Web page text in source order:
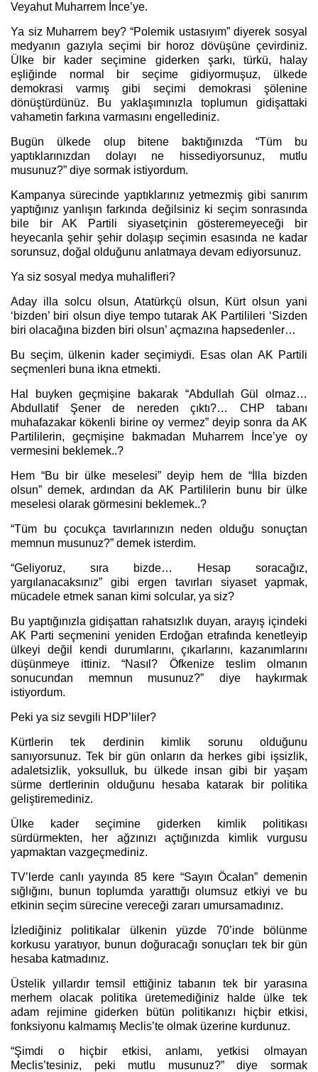
Veyahut Muharrem İnce’ye.
Ya siz Muharrem bey? “Polemik ustasıyım” diyerek sosyal
medyanın gazıyla seçimi bir horoz dövüşüne çevirdiniz.
Ülke bir kader seçimine giderken şarkı, türkü, halay
eşliğinde normal bir seçime gidiyormuşuz, ülkede
demokrasi varmış gibi seçimi demokrasi şölenine
dönüştürdünüz. Bu yaklaşımınızla toplumun gidişattaki
vahametin farkına varmasını engellediniz.
Bugün ülkede olup bitene baktığınızda “Tüm bu
yaptıklarınızdan dolayı ne hissediyorsunuz, mutlu
musunuz?” diye sormak istiyordum.
Kampanya sürecinde yaptıklarınız yetmezmiş gibi sanırım
yaptığınız yanlışın farkında değilsiniz ki seçim sonrasında
bile bir AK Partili siyasetçinin gösteremeyeceği bir
heyecanla şehir şehir dolaşıp seçimin esasında ne kadar
sorunsuz, doğal olduğunu anlatmaya devam ediyorsunuz.
Ya siz sosyal medya muhalifleri?
Aday illa solcu olsun, Atatürkçü olsun, Kürt olsun yani
‘bizden’ biri olsun diye tempo tutarak AK Partilileri ‘Sizden
biri olacağına bizden biri olsun’ açmazına hapsedenler…
Bu seçim, ülkenin kader seçimiydi. Esas olan AK Partili
seçmenleri buna ikna etmekti.
Hal buyken geçmişine bakarak “Abdullah Gül olmaz…
Abdullatif Şener de nereden çıktı?… CHP tabanı
muhafazakar kökenli birine oy vermez” deyip sonra da AK
Partililerin, geçmişine bakmadan Muharrem İnce’ye oy
vermesini beklemek..?
Hem “Bu bir ülke meselesi” deyip hem de “İlla bizden
olsun” demek, ardından da AK Partililerin bunu bir ülke
meselesi olarak görmesini beklemek..?
“Tüm bu çocukça tavırlarınızın neden olduğu sonuçtan
memnun musunuz?” demek isterdim.
“Geliyoruz, sıra bizde… Hesap soracağız,
yargılanacaksınız” gibi ergen tavırları siyaset yapmak,
mücadele etmek sanan kimi solcular, ya siz?
Bu yaptığınızla gidişattan rahatsızlık duyan, arayış içindeki
AK Parti seçmenini yeniden Erdoğan etrafında kenetleyip
ülkeyi değil kendi durumlarını, çıkarlarını, kazanımlarını
düşünmeye ittiniz. “Nasıl? Öfkenize teslim olmanın
sonucundan memnun musunuz?” diye haykırmak
istiyordum.
Peki ya siz sevgili HDP’liler?
Kürtlerin tek derdinin kimlik sorunu olduğunu
sanıyorsunuz. Tek bir gün onların da herkes gibi işsizlik,
adaletsizlik, yoksulluk, bu ülkede insan gibi bir yaşam
sürme dertlerinin olduğunu hesaba katarak bir politika
geliştiremediniz.
Ülke kader seçimine giderken kimlik politikası
sürdürmekten, her ağzınızı açtığınızda kimlik vurgusu
yapmaktan vazgeçmediniz.
TV’lerde canlı yayında 85 kere “Sayın Öcalan” demenin
sığlığını, bunun toplumda yarattığı olumsuz etkiyi ve bu
etkinin seçim sürecine vereceği zararı umursamadınız.
İzlediğiniz politikalar ülkenin yüzde 70’inde bölünme
korkusu yaratıyor, bunun doğuracağı sonuçları tek bir gün
hesaba katmadınız.
Üstelik yıllardır temsil ettiğiniz tabanın tek bir yarasına
merhem olacak politika üretemediğiniz halde ülke tek
adam rejimine giderken bütün politikanızı hiçbir etkisi,
fonksiyonu kalmamış Meclis’te olmak üzerine kurdunuz.
“Şimdi o hiçbir etkisi, anlamı, yetkisi olmayan
Meclis’tesiniz, peki mutlu musunuz?” diye sormak